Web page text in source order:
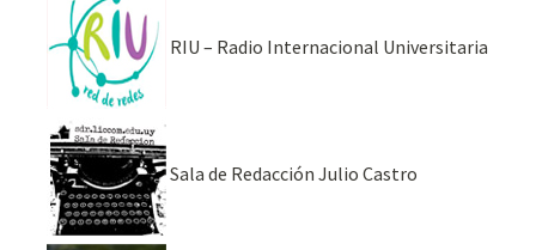
RIU – Radio Internacional Universitaria
Sala de Redacción Julio Castro